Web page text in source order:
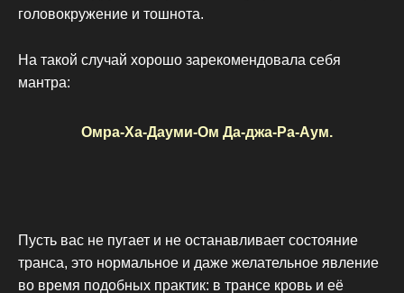
головокружение и тошнота.
На такой случай хорошо зарекомендовала себя
мантра:
Омра-Ха-Дауми-Ом Да-джа-Ра-Аум.
Пусть вас не пугает и не останавливает состояние
транса, это нормальное и даже желательное явление
во время подобных практик: в трансе кровь и её